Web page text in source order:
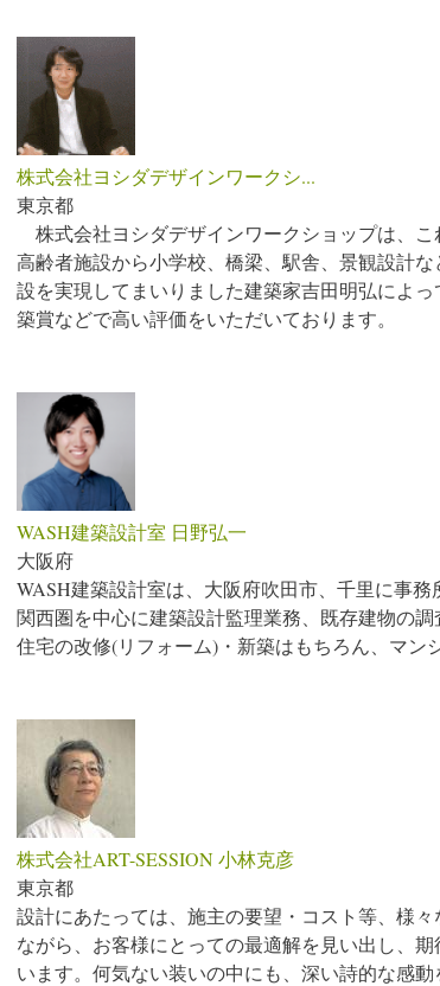
株式会社ヨシダデザインワークシ...
東京都
株式会社ヨシダデザインワークショップは、こ
高齢者施設から小学校、橋梁、駅舎、景観設計
設を実現してまいりました建築家吉田明弘によ
築賞などで高い評価をいただいております。
WASH建築設計室 日野弘一
大阪府
WASH建築設計室は、大阪府吹田市、千里に事務
関西圏を中心に建築設計監理業務、既存建物の調
住宅の改修(リフォーム)・新築はもちろん、マン
株式会社ART-SESSION 小林克彦
東京都
設計にあたっては、施主の要望・コスト等、様
ながら、お客様にとっての最適解を見い出し、
います。何気ない装いの中にも、深い詩的な感
33 …